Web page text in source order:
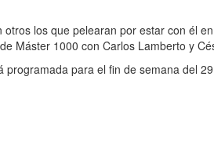
los que pelearan por estar con él
Máster 1000 con Carlos Lamberto y
para el fin de semana del